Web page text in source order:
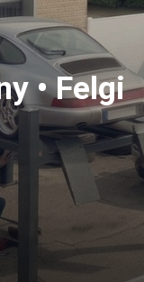
• Felgi